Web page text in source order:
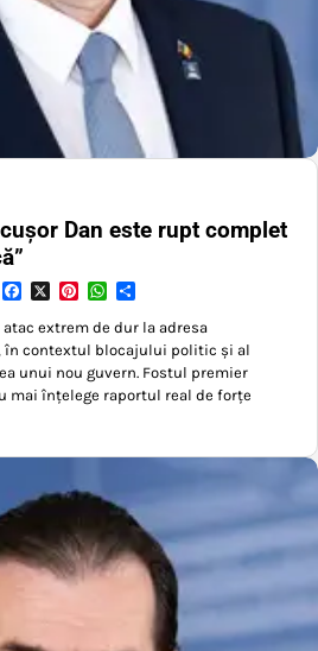
Dan este rupt complet
Facebook
X PinterestWhatsApp
extrem de dur la adresa
în contextul blocajului politic și al
unui nou guvern. Fostul premier
mai înțelege raportul real de forțe